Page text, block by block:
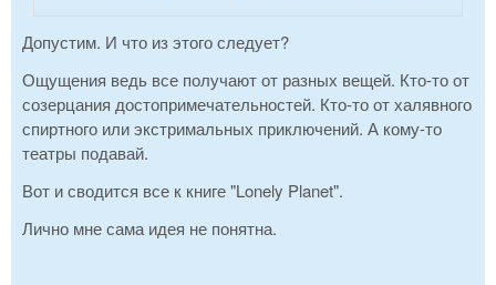
Допустим. И что из этого следует?
Ощущения ведь все получают от разных вещей. Кто-то от
созерцания достопримечательностей. Кто-то от халявного
спиртного или экстримальных приключений. А кому-то
театры подавай.
Вот и сводится все к книге "Lonely Planet".
Лично мне сама идея не понятна.